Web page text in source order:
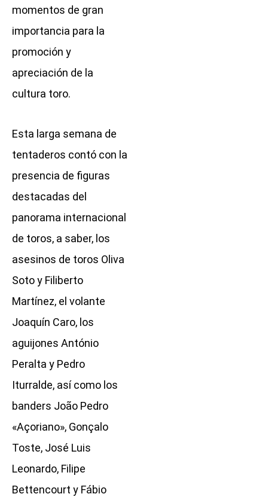
momentos de gran
importancia para la
promoción y
apreciación de la
cultura toro.
Esta larga semana de
tentaderos contó con la
presencia de figuras
destacadas del
panorama internacional
de toros, a saber, los
asesinos de toros Oliva
Soto y Filiberto
Martínez, el volante
Joaquín Caro, los
aguijones António
Peralta y Pedro
Iturralde, así como los
banders João Pedro
«Açoriano», Gonçalo
Toste, José Luis
Leonardo, Filipe
Bettencourt y Fábio